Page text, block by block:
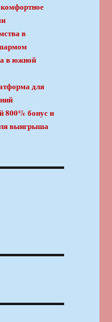
в
в южной
для
800% бонус и
выигрыша